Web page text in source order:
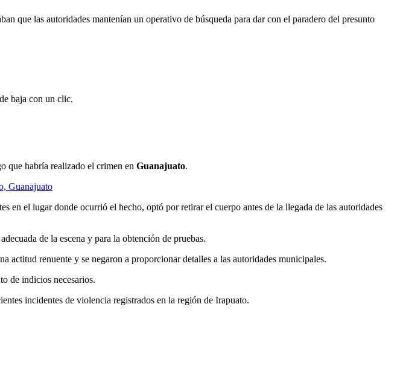
que las autoridades mantenían un operativo de búsqueda para dar con el paradero del presunto
baja con un clic.
que habría realizado el crimen en Guanajuato.
Guanajuato
en el lugar donde ocurrió el hecho, optó por retirar el cuerpo antes de la llegada de las autoridades
de la escena y para la obtención de pruebas.
renuente y se negaron a proporcionar detalles a las autoridades municipales.
de indicios necesarios.
incidentes de violencia registrados en la región de Irapuato.